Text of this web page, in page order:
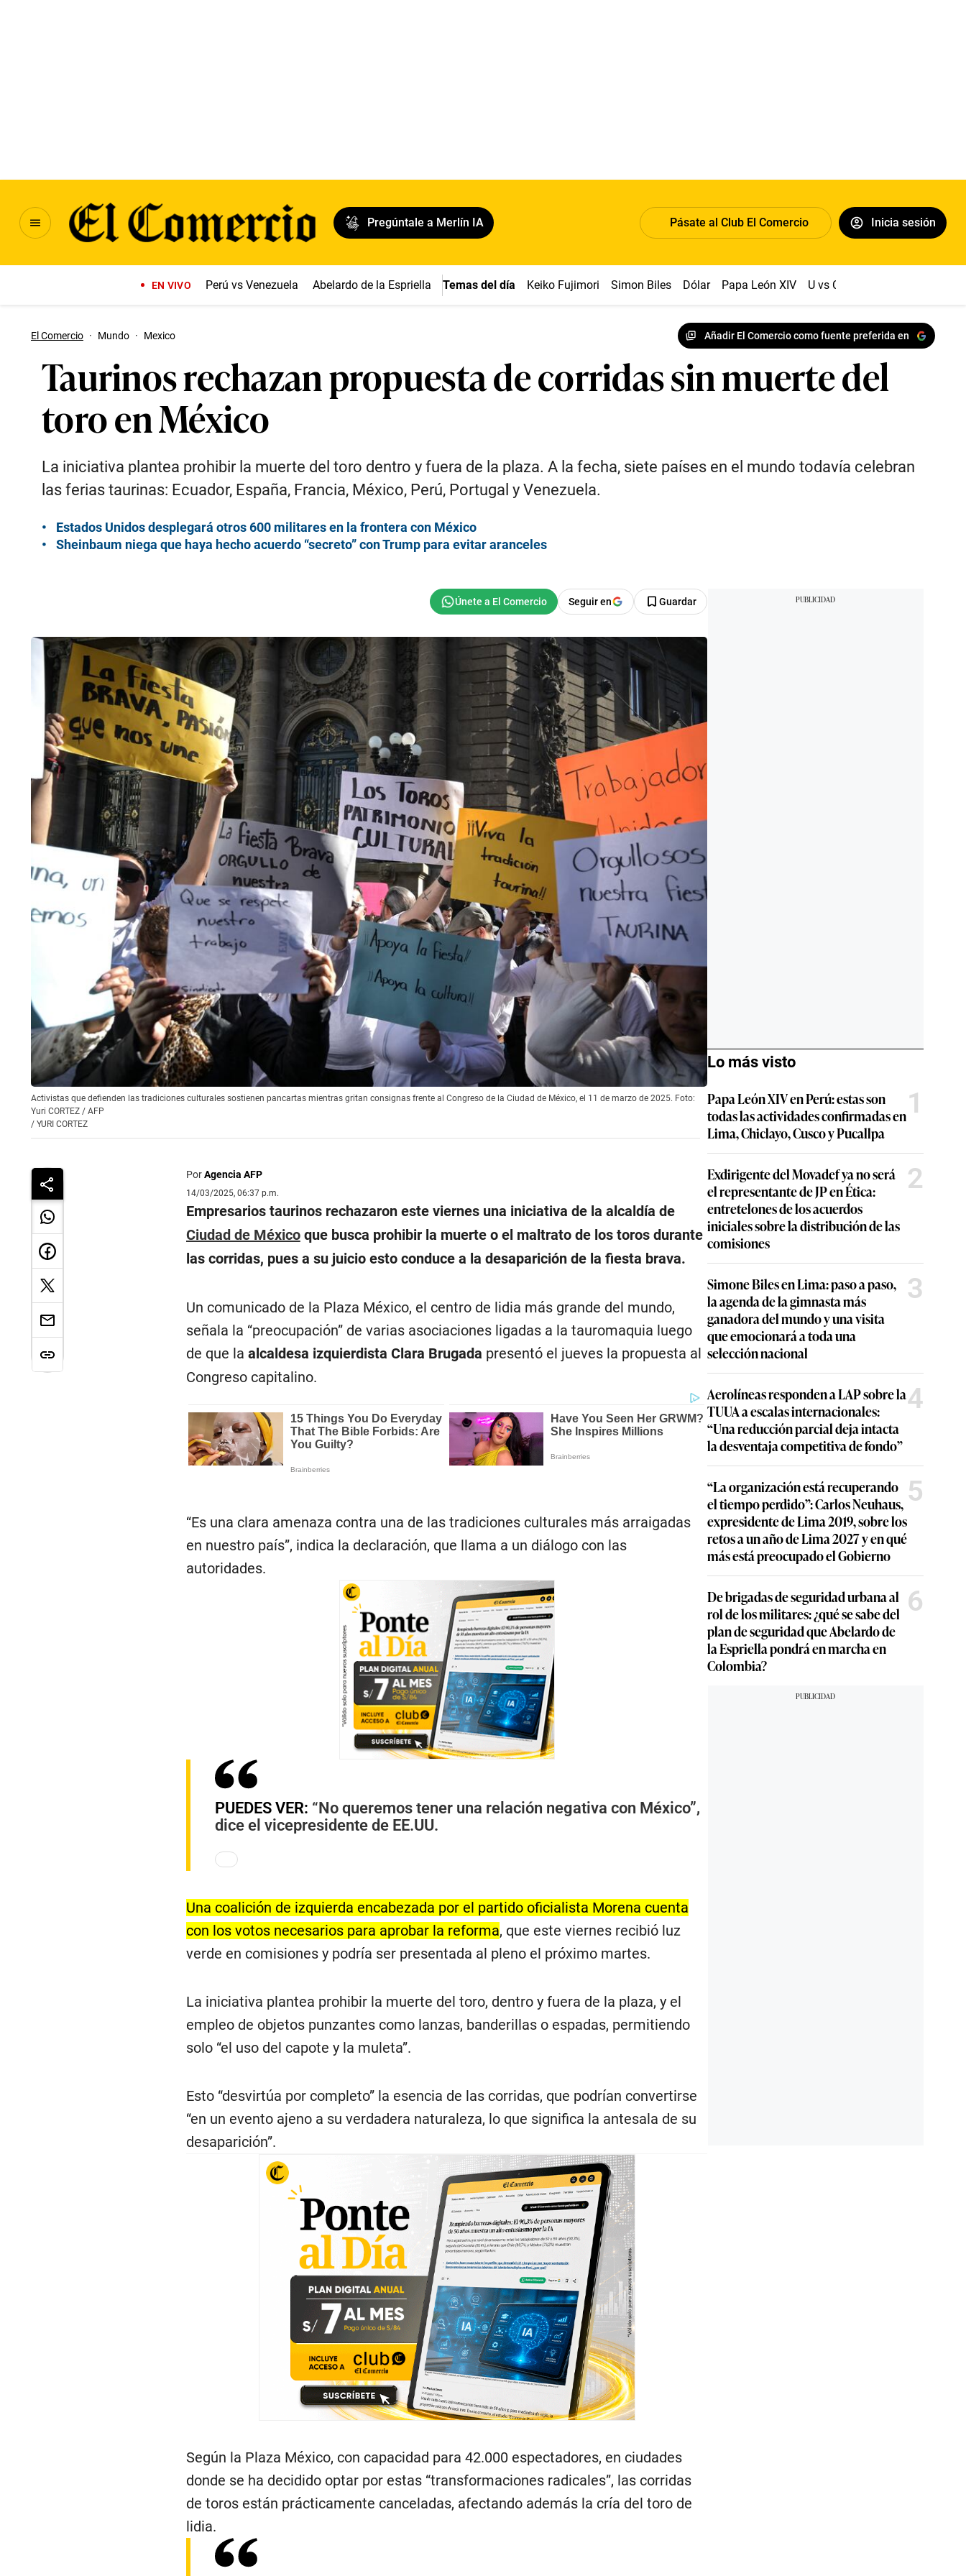
Pregúntale a Merlín IA Pásate al Club El Comercio Inicia sesión
EN VIVO Perú vs Venezuela Abelardo de la Espriella Temas del día Keiko Fujimori Simon Biles Dólar Papa León XIV U vs Cristal
El Comercio · Mundo · Mexico Añadir El Comercio como fuente preferida en
Taurinos rechazan propuesta de corridas sin muerte del
toro en México
La iniciativa plantea prohibir la muerte del toro dentro y fuera de la plaza. A la fecha, siete países en el mundo todavía celebran
las ferias taurinas: Ecuador, España, Francia, México, Perú, Portugal y Venezuela.
Estados Unidos desplegará otros 600 militares en la frontera con México
Sheinbaum niega que haya hecho acuerdo “secreto” con Trump para evitar aranceles
Seguir en Guardar
Activistas que defienden las tradiciones culturales sostienen pancartas mientras gritan consignas frente al Congreso de la Ciudad de México, el 11 de marzo de 2025. Foto:
Yuri CORTEZ / AFP
/ YURI CORTEZ
PorAgencia AFP
14/03/2025, 06:37 p.m.
Empresarios taurinos rechazaron este viernes una iniciativa de la alcaldía de
Ciudad de Méxicoque busca prohibir la muerte o el maltrato de los toros durante
las corridas, pues a su juicio esto conduce a la desaparición de la fiesta brava.
Un comunicado de la Plaza México, el centro de lidia más grande del mundo,
señala la “preocupación” de varias asociaciones ligadas a la tauromaquia luego
de que la alcaldesa izquierdista Clara Brugada presentó el jueves la propuesta al
Congreso capitalino.
“Es una clara amenaza contra una de las tradiciones culturales más arraigadas
en nuestro país”, indica la declaración, que llama a un diálogo con las
autoridades.
PUEDES VER: “No queremos tener una relación negativa con México”,
dice el vicepresidente de EE.UU.
Una coalición de izquierda encabezada por el partido oficialista Morena cuenta
con los votos necesarios para aprobar la reforma, que este viernes recibió luz
verde en comisiones y podría ser presentada al pleno el próximo martes.
La iniciativa plantea prohibir la muerte del toro, dentro y fuera de la plaza, y el
empleo de objetos punzantes como lanzas, banderillas o espadas, permitiendo
solo “el uso del capote y la muleta”.
Esto “desvirtúa por completo” la esencia de las corridas, que podrían convertirse
“en un evento ajeno a su verdadera naturaleza, lo que significa la antesala de su
desaparición”.
Según la Plaza México, con capacidad para 42.000 espectadores, en ciudades
donde se ha decidido optar por estas “transformaciones radicales”, las corridas
de toros están prácticamente canceladas, afectando además la cría del toro de
lidia.
Lo más visto
Papa León XIV en Perú: estas son
todas las actividades confirmadas en
Lima, Chiclayo, Cusco y Pucallpa
1
Exdirigente del Movadef ya no será
el representante de JP en Ética:
entretelones de los acuerdos
iniciales sobre la distribución de las
comisiones
2
Simone Biles en Lima: paso a paso,
la agenda de la gimnasta más
ganadora del mundo y una visita
que emocionará a toda una
selección nacional
3
Aerolíneas responden a LAP sobre la
TUUA a escalas internacionales:
“Una reducción parcial deja intacta
la desventaja competitiva de fondo”
4
“La organización está recuperando
el tiempo perdido”: Carlos Neuhaus,
expresidente de Lima 2019, sobre los
retos a un año de Lima 2027 y en qué
más está preocupado el Gobierno
5
De brigadas de seguridad urbana al
rol de los militares: ¿qué se sabe del
plan de seguridad que Abelardo de
la Espriella pondrá en marcha en
Colombia?
6